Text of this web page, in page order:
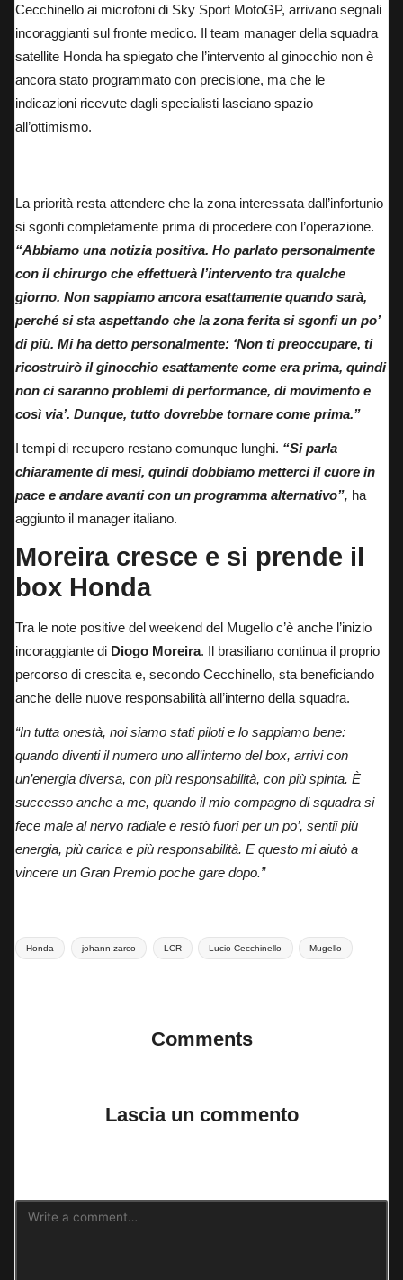
Cecchinello ai microfoni di Sky Sport MotoGP, arrivano segnali
incoraggianti sul fronte medico. Il team manager della squadra
satellite Honda ha spiegato che l’intervento al ginocchio non è
ancora stato programmato con precisione, ma che le
indicazioni ricevute dagli specialisti lasciano spazio
all’ottimismo.
La priorità resta attendere che la zona interessata dall’infortunio
si sgonfi completamente prima di procedere con l’operazione.
“Abbiamo una notizia positiva. Ho parlato personalmente
con il chirurgo che effettuerà l’intervento tra qualche
giorno. Non sappiamo ancora esattamente quando sarà,
perché si sta aspettando che la zona ferita si sgonfi un po’
di più. Mi ha detto personalmente: ‘Non ti preoccupare, ti
ricostruirò il ginocchio esattamente come era prima, quindi
non ci saranno problemi di performance, di movimento e
così via’. Dunque, tutto dovrebbe tornare come prima.”
I tempi di recupero restano comunque lunghi. “Si parla
chiaramente di mesi, quindi dobbiamo metterci il cuore in
pace e andare avanti con un programma alternativo”, ha
aggiunto il manager italiano.
Moreira cresce e si prende il
box Honda
Tra le note positive del weekend del Mugello c’è anche l’inizio
incoraggiante di Diogo Moreira. Il brasiliano continua il proprio
percorso di crescita e, secondo Cecchinello, sta beneficiando
anche delle nuove responsabilità all’interno della squadra.
“In tutta onestà, noi siamo stati piloti e lo sappiamo bene:
quando diventi il numero uno all’interno del box, arrivi con
un’energia diversa, con più responsabilità, con più spinta. È
successo anche a me, quando il mio compagno di squadra si
fece male al nervo radiale e restò fuori per un po’, sentii più
energia, più carica e più responsabilità. E questo mi aiutò a
vincere un Gran Premio poche gare dopo.”
Tags:
Honda johann zarco LCR Lucio Cecchinello Mugello
Comments
Lascia un commento